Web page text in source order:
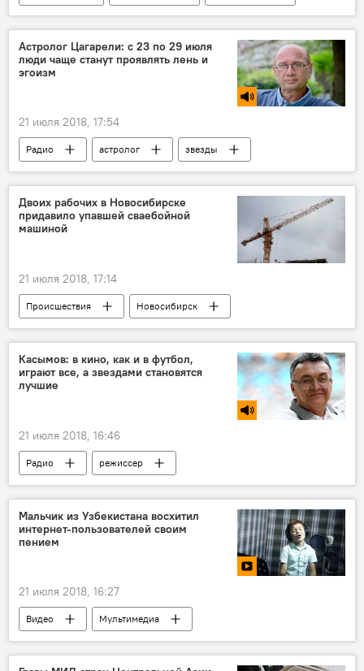
цены
Астролог Цагарели: с 23 по 29 июля
люди чаще станут проявлять лень и
эгоизм
21 июля 2018, 17:54
Радио астролог звезды
Двоих рабочих в Новосибирске
придавило упавшей сваебойной
машиной
21 июля 2018, 17:14
Происшествия
Новосибирск
стройка
Касымов: в кино, как и в футбол,
играют все, а звездами становятся
лучшие
21 июля 2018, 16:46
Радио режиссер
Мальчик из Узбекистана восхитил
интернет-пользователей своим
пением
21 июля 2018, 16:27
Видео Мультимедиа